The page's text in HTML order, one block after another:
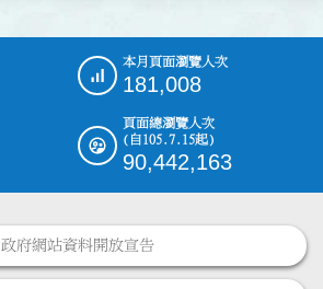
本月頁面瀏覽人次
181,008
頁面總瀏覽人次
(自105.7.15起)
90,442,163
政府網站資料開放宣告